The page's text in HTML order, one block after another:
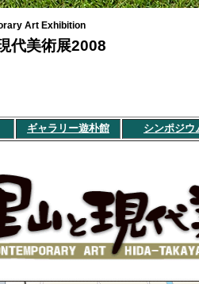
Art Exhibition
代美術展2008
ギャラリー遊朴館 シンポジウ